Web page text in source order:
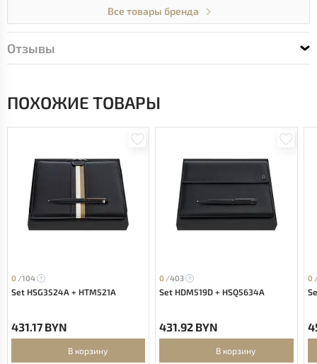
Все товары бренда
Отзывы
ПОХОЖИЕ ТОВАРЫ
0 /104
Set HSG3524A + HTM521A
431.17 BYN
В корзину
0 /403
Set HDM519D + HSQ5634A
431.92 BYN
В корзину
0